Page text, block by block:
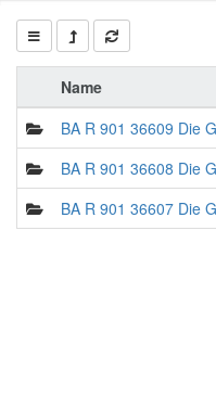
Name
BA R 901 36609 Die
BA R 901 36608 Die
BA R 901 36607 Die